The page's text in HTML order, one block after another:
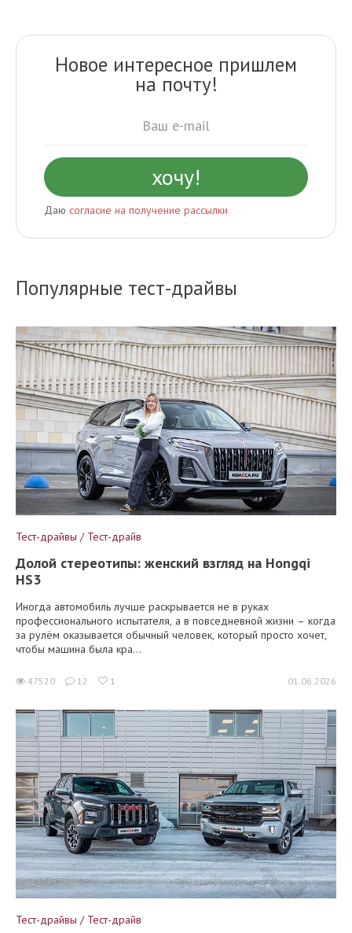
Новое интересное пришлем
на почту!
Даю согласие на получение рассылки
Популярные тест-драйвы
Тест-драйвы / Тест-драйв
Долой стереотипы: женский взгляд на Hongqi
HS3
Иногда автомобиль лучше раскрывается не в руках
профессионального испытателя, а в повседневной жизни – когда
за рулём оказывается обычный человек, который просто хочет,
чтобы машина была кра...
47520 12 1 01.06.2026
Тест-драйвы / Тест-драйв